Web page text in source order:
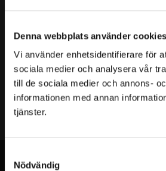
Denna webbplats använder cookies
Vi använder enhetsidentifierare för
sociala medier och analysera vår
till de sociala medier och annons-
informationen med annan
tjänster.
Nödvändig